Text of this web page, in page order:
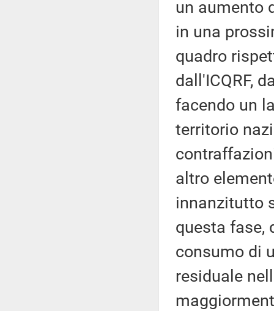
un aumento
in una
quadro
dall'ICQRF,
facendo un
territorio
altro
innanzitutto
questa fase,
consumo di
residuale